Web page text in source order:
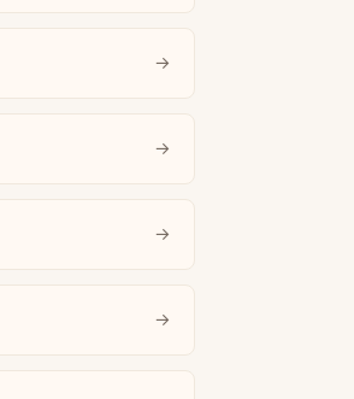
→
→
→
→